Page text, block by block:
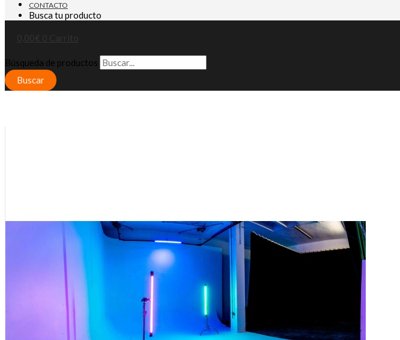
CONTACTO
Busca tu producto
Búsqueda de productos
Buscar